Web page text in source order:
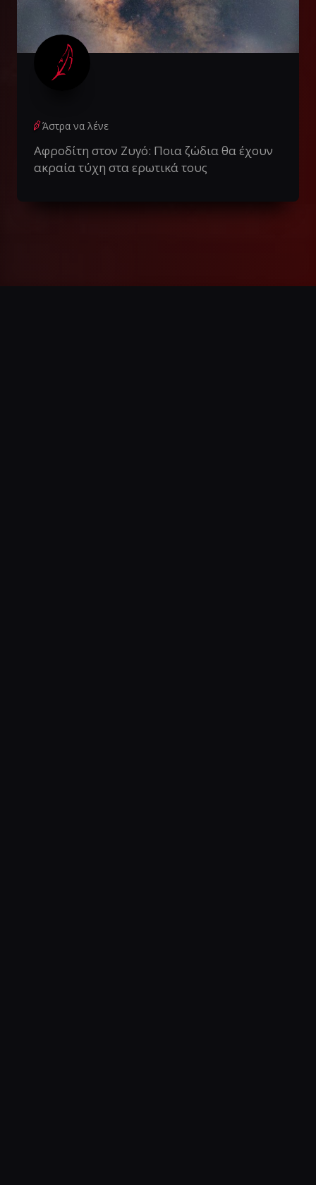
Άστρα να λένε
Αφροδίτη στον Ζυγό: Ποια ζώδια θα έχουν
ακραία τύχη στα ερωτικά τους